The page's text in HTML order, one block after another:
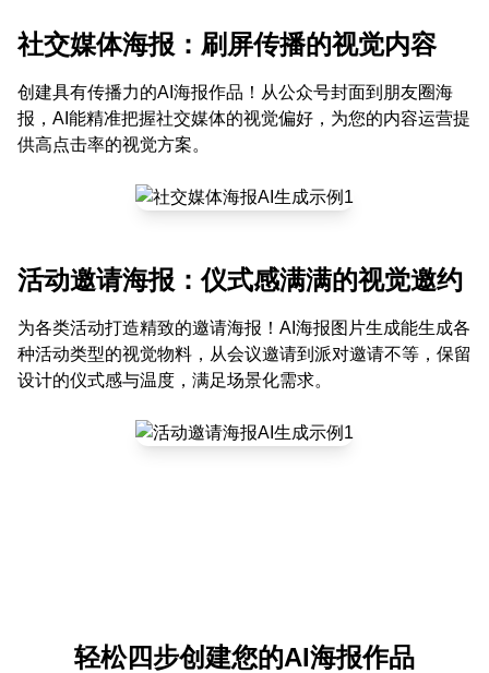
社交媒体海报：刷屏传播的视觉内容
创建具有传播力的AI海报作品！从公众号封面到朋友圈海
报，AI能精准把握社交媒体的视觉偏好，为您的内容运营提
供高点击率的视觉方案。
活动邀请海报：仪式感满满的视觉邀约
为各类活动打造精致的邀请海报！AI海报图片生成能生成各
种活动类型的视觉物料，从会议邀请到派对邀请不等，保留
设计的仪式感与温度，满足场景化需求。
轻松四步创建您的AI海报作品